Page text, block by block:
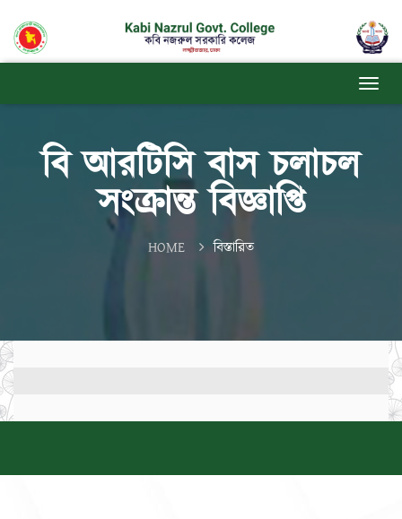
বি আরটিসি বাস চলাচল
সংক্রান্ত বিজ্ঞাপ্তি
HOME বিস্তারিত